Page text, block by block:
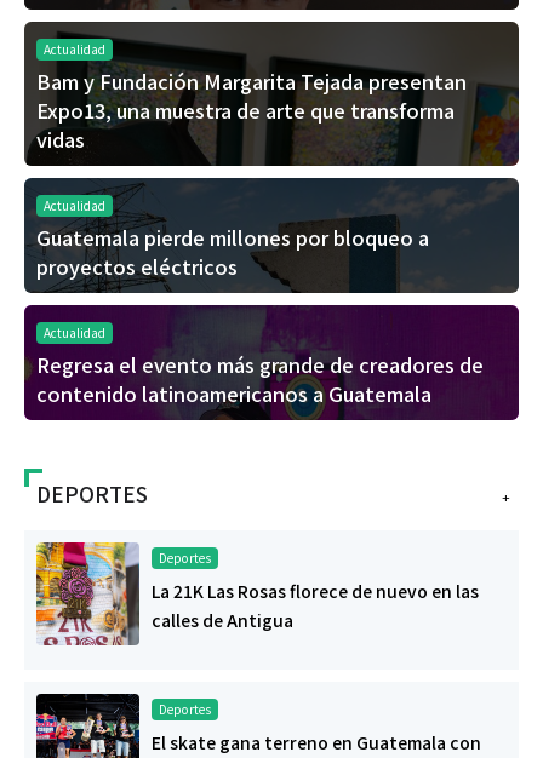
Actualidad
Bam y Fundación Margarita Tejada presentan
Expo13, una muestra de arte que transforma
vidas
Actualidad
Guatemala pierde millones por bloqueo a
proyectos eléctricos
Actualidad
Regresa el evento más grande de creadores de
contenido latinoamericanos a Guatemala
+
DEPORTES
Deportes
La 21K Las Rosas florece de nuevo en las
calles de Antigua
Deportes
El skate gana terreno en Guatemala con